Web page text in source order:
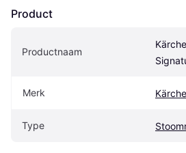
Product
Productnaam
Merk
Type